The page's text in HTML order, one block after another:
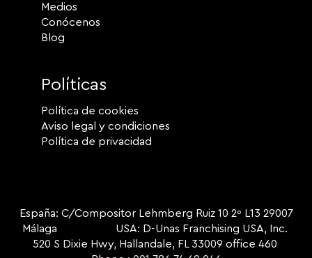
Medios
Conócenos
Blog
Políticas
Política de cookies
Aviso legal y condiciones
Política de privacidad
España: C/Compositor Lehmberg Ruiz 10 2º L13 29007
Málaga USA: D-Unas Franchising USA, Inc.
520 S Dixie Hwy, Hallandale, FL 33009 office 460